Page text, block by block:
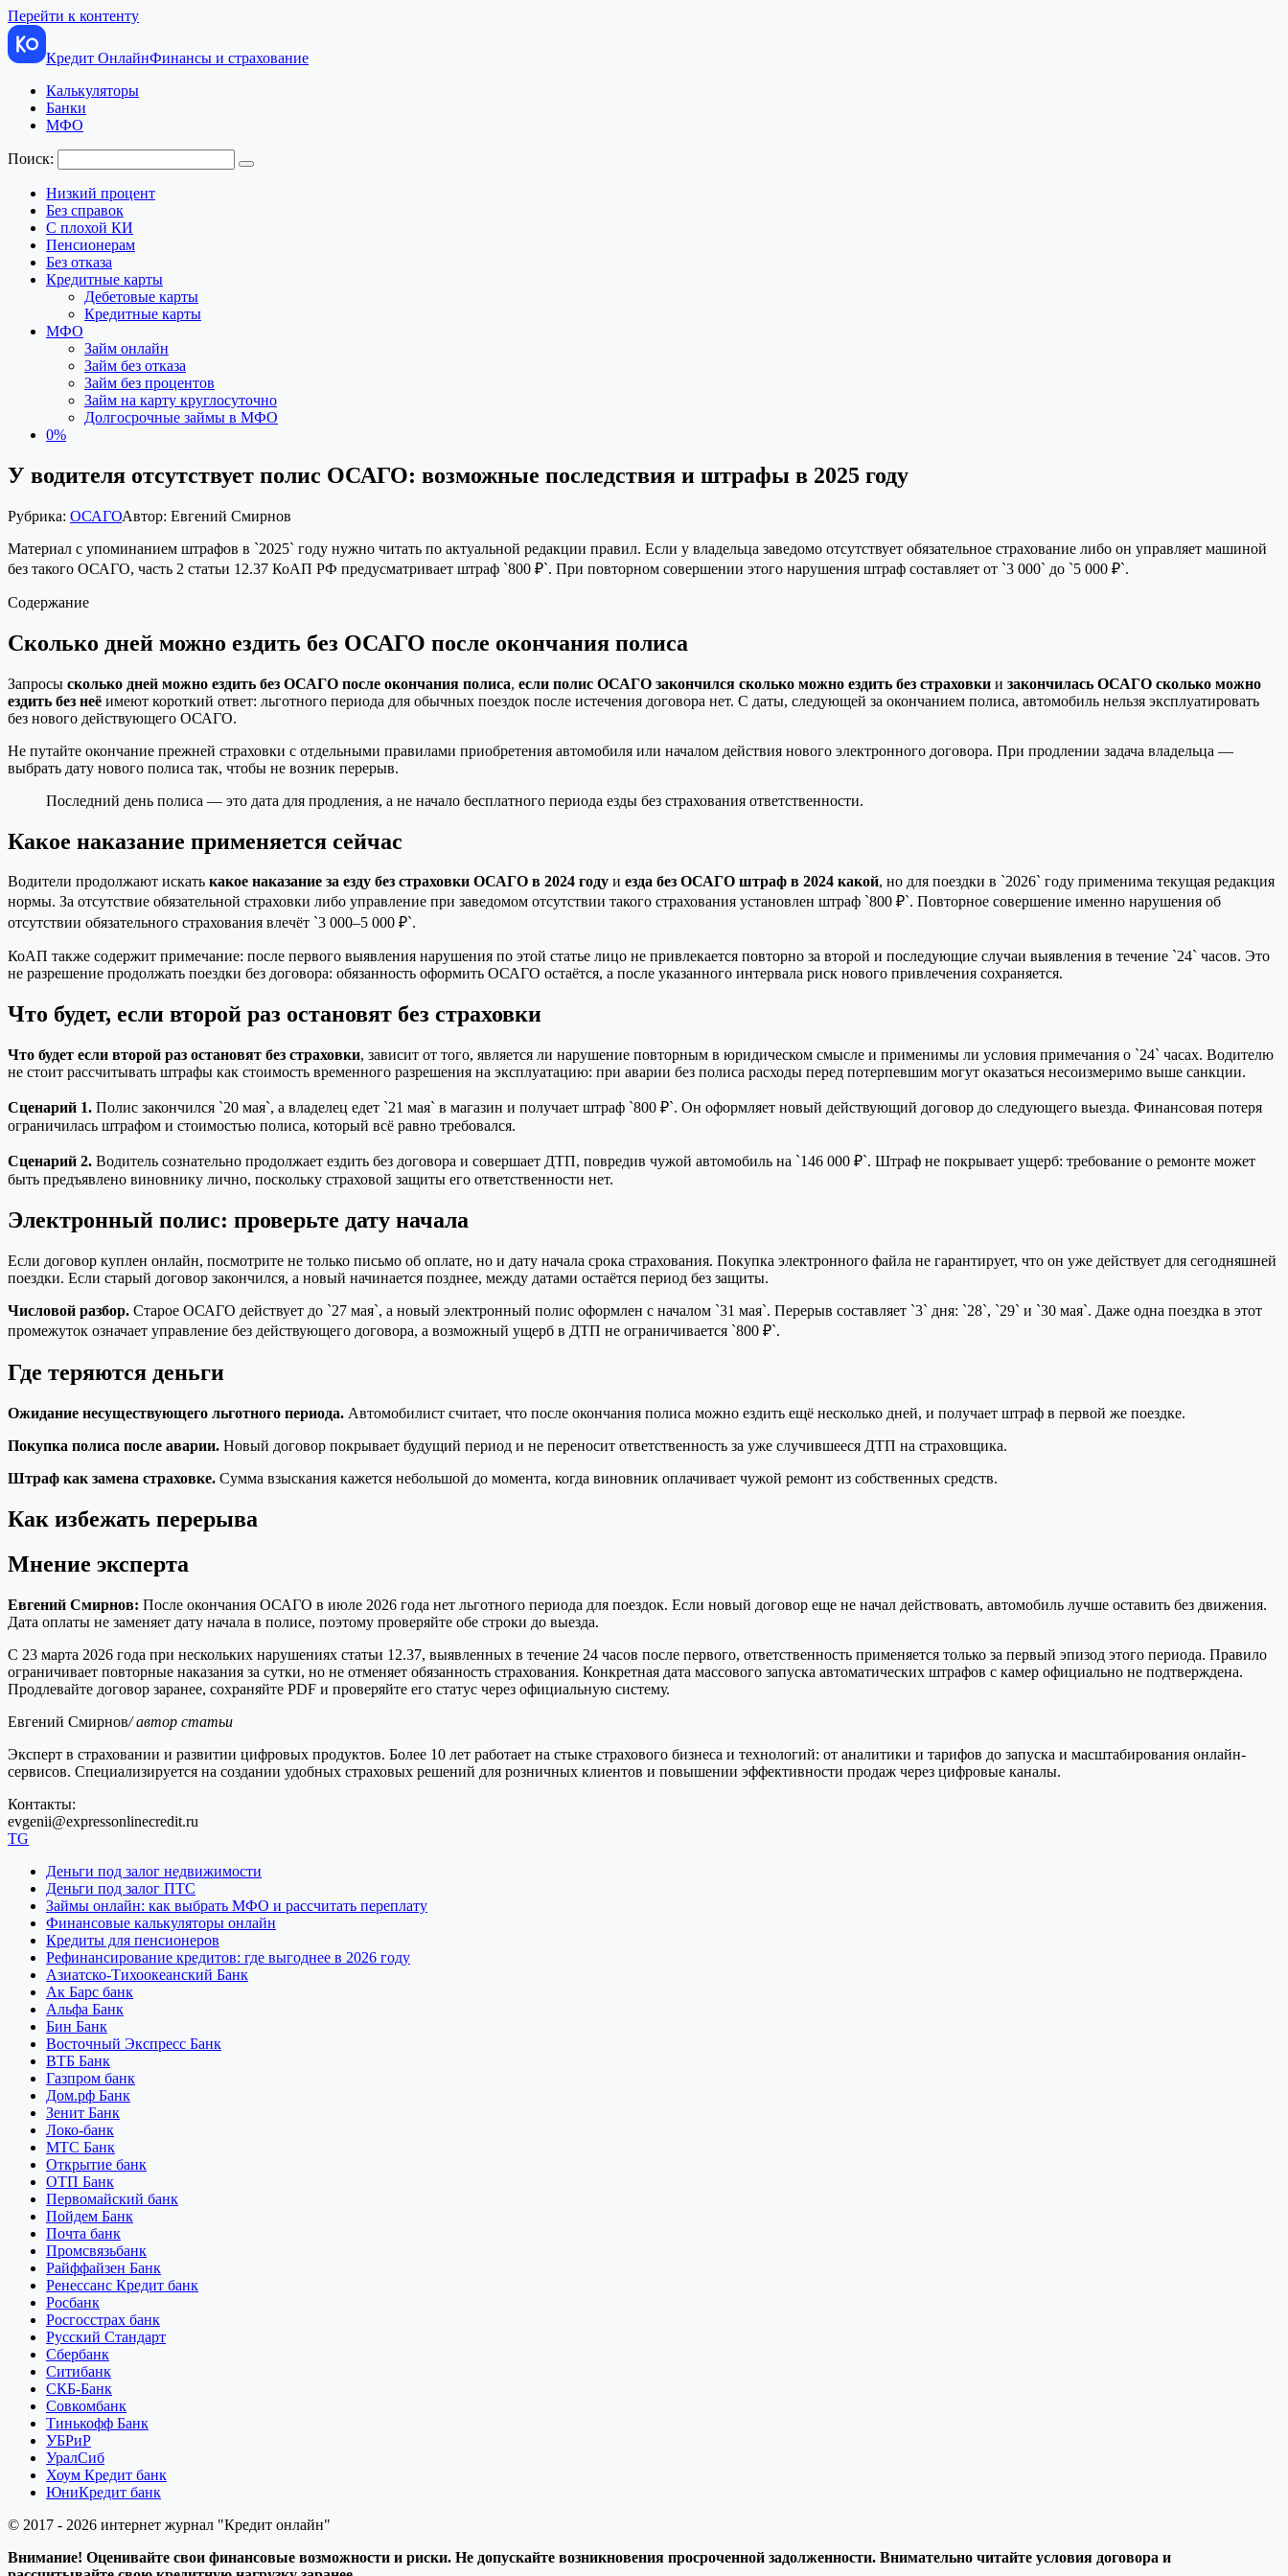
Перейти к контенту
Кредит ОнлайнФинансы и страхование
Калькуляторы
Банки
МФО
Поиск:
Низкий процент
Без справок
С плохой КИ
Пенсионерам
Без отказа
Кредитные карты
Дебетовые карты
Кредитные карты
МФО
Займ онлайн
Займ без отказа
Займ без процентов
Займ на карту круглосуточно
Долгосрочные займы в МФО
0%
У водителя отсутствует полис ОСАГО: возможные последствия и штрафы в 2025 году
Рубрика: ОСАГОАвтор: Евгений Смирнов
Материал с упоминанием штрафов в `2025` году нужно читать по актуальной редакции правил. Если у владельца заведомо отсутствует обязательное страхование либо он управляет машиной
без такого ОСАГО, часть 2 статьи 12.37 КоАП РФ предусматривает штраф `800 ₽`. При повторном совершении этого нарушения штраф составляет от `3 000` до `5 000 ₽`.
Содержание
Сколько дней можно ездить без ОСАГО после окончания полиса
Запросы сколько дней можно ездить без ОСАГО после окончания полиса, если полис ОСАГО закончился сколько можно ездить без страховки и закончилась ОСАГО сколько можно
ездить без неё имеют короткий ответ: льготного периода для обычных поездок после истечения договора нет. С даты, следующей за окончанием полиса, автомобиль нельзя эксплуатировать
без нового действующего ОСАГО.
Не путайте окончание прежней страховки с отдельными правилами приобретения автомобиля или началом действия нового электронного договора. При продлении задача владельца —
выбрать дату нового полиса так, чтобы не возник перерыв.
Последний день полиса — это дата для продления, а не начало бесплатного периода езды без страхования ответственности.
Какое наказание применяется сейчас
Водители продолжают искать какое наказание за езду без страховки ОСАГО в 2024 году и езда без ОСАГО штраф в 2024 какой, но для поездки в `2026` году применима текущая редакция
нормы. За отсутствие обязательной страховки либо управление при заведомом отсутствии такого страхования установлен штраф `800 ₽`. Повторное совершение именно нарушения об
отсутствии обязательного страхования влечёт `3 000–5 000 ₽`.
КоАП также содержит примечание: после первого выявления нарушения по этой статье лицо не привлекается повторно за второй и последующие случаи выявления в течение `24` часов. Это
не разрешение продолжать поездки без договора: обязанность оформить ОСАГО остаётся, а после указанного интервала риск нового привлечения сохраняется.
Что будет, если второй раз остановят без страховки
Что будет если второй раз остановят без страховки, зависит от того, является ли нарушение повторным в юридическом смысле и применимы ли условия примечания о `24` часах. Водителю
не стоит рассчитывать штрафы как стоимость временного разрешения на эксплуатацию: при аварии без полиса расходы перед потерпевшим могут оказаться несоизмеримо выше санкции.
Сценарий 1. Полис закончился `20 мая`, а владелец едет `21 мая` в магазин и получает штраф `800 ₽`. Он оформляет новый действующий договор до следующего выезда. Финансовая потеря
ограничилась штрафом и стоимостью полиса, который всё равно требовался.
Сценарий 2. Водитель сознательно продолжает ездить без договора и совершает ДТП, повредив чужой автомобиль на `146 000 ₽`. Штраф не покрывает ущерб: требование о ремонте может
быть предъявлено виновнику лично, поскольку страховой защиты его ответственности нет.
Электронный полис: проверьте дату начала
Если договор куплен онлайн, посмотрите не только письмо об оплате, но и дату начала срока страхования. Покупка электронного файла не гарантирует, что он уже действует для сегодняшней
поездки. Если старый договор закончился, а новый начинается позднее, между датами остаётся период без защиты.
Числовой разбор. Старое ОСАГО действует до `27 мая`, а новый электронный полис оформлен с началом `31 мая`. Перерыв составляет `3` дня: `28`, `29` и `30 мая`. Даже одна поездка в этот
промежуток означает управление без действующего договора, а возможный ущерб в ДТП не ограничивается `800 ₽`.
Где теряются деньги
Ожидание несуществующего льготного периода. Автомобилист считает, что после окончания полиса можно ездить ещё несколько дней, и получает штраф в первой же поездке.
Покупка полиса после аварии. Новый договор покрывает будущий период и не переносит ответственность за уже случившееся ДТП на страховщика.
Штраф как замена страховке. Сумма взыскания кажется небольшой до момента, когда виновник оплачивает чужой ремонт из собственных средств.
Как избежать перерыва
Мнение эксперта
Евгений Смирнов: После окончания ОСАГО в июле 2026 года нет льготного периода для поездок. Если новый договор еще не начал действовать, автомобиль лучше оставить без движения.
Дата оплаты не заменяет дату начала в полисе, поэтому проверяйте обе строки до выезда.
С 23 марта 2026 года при нескольких нарушениях статьи 12.37, выявленных в течение 24 часов после первого, ответственность применяется только за первый эпизод этого периода. Правило
ограничивает повторные наказания за сутки, но не отменяет обязанность страхования. Конкретная дата массового запуска автоматических штрафов с камер официально не подтверждена.
Продлевайте договор заранее, сохраняйте PDF и проверяйте его статус через официальную систему.
Евгений Смирнов/ автор статьи
Эксперт в страховании и развитии цифровых продуктов. Более 10 лет работает на стыке страхового бизнеса и технологий: от аналитики и тарифов до запуска и масштабирования онлайн-
сервисов. Специализируется на создании удобных страховых решений для розничных клиентов и повышении эффективности продаж через цифровые каналы.
Контакты:
evgenii@expressonlinecredit.ru
TG
Деньги под залог недвижимости
Деньги под залог ПТС
Займы онлайн: как выбрать МФО и рассчитать переплату
Финансовые калькуляторы онлайн
Кредиты для пенсионеров
Рефинансирование кредитов: где выгоднее в 2026 году
Азиатско-Тихоокеанский Банк
Ак Барс банк
Альфа Банк
Бин Банк
Восточный Экспресс Банк
ВТБ Банк
Газпром банк
Дом.рф Банк
Зенит Банк
Локо-банк
МТС Банк
Открытие банк
ОТП Банк
Первомайский банк
Пойдем Банк
Почта банк
Промсвязьбанк
Райффайзен Банк
Ренессанс Кредит банк
Росбанк
Росгосстрах банк
Русский Стандарт
Сбербанк
Ситибанк
СКБ-Банк
Совкомбанк
Тинькофф Банк
УБРиР
УралСиб
Хоум Кредит банк
ЮниКредит банк
© 2017 - 2026 интернет журнал "Кредит онлайн"
Внимание! Оценивайте свои финансовые возможности и риски. Не допускайте возникновения просроченной задолженности. Внимательно читайте условия договора и